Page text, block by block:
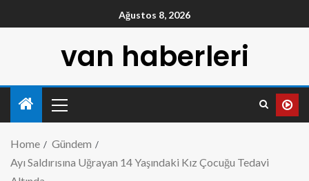
Ağustos 8, 2026
van haberleri
Home
Gündem
Ayı Saldırısına Uğrayan 14 Yaşındaki Kız Çocuğu Tedavi